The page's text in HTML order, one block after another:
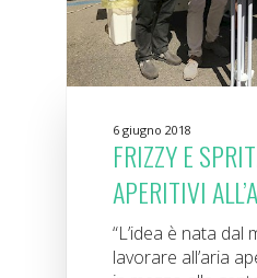
6 giugno 2018
FRIZZY E
APERITIVI
“L’idea è nata dal
lavorare all’aria